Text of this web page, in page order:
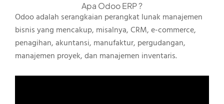
Apa Odoo ERP ?
Odoo adalah serangkaian perangkat lunak manajemen
bisnis yang mencakup, misalnya, CRM, e-commerce,
penagihan, akuntansi, manufaktur, pergudangan,
manajemen proyek, dan manajemen inventaris.